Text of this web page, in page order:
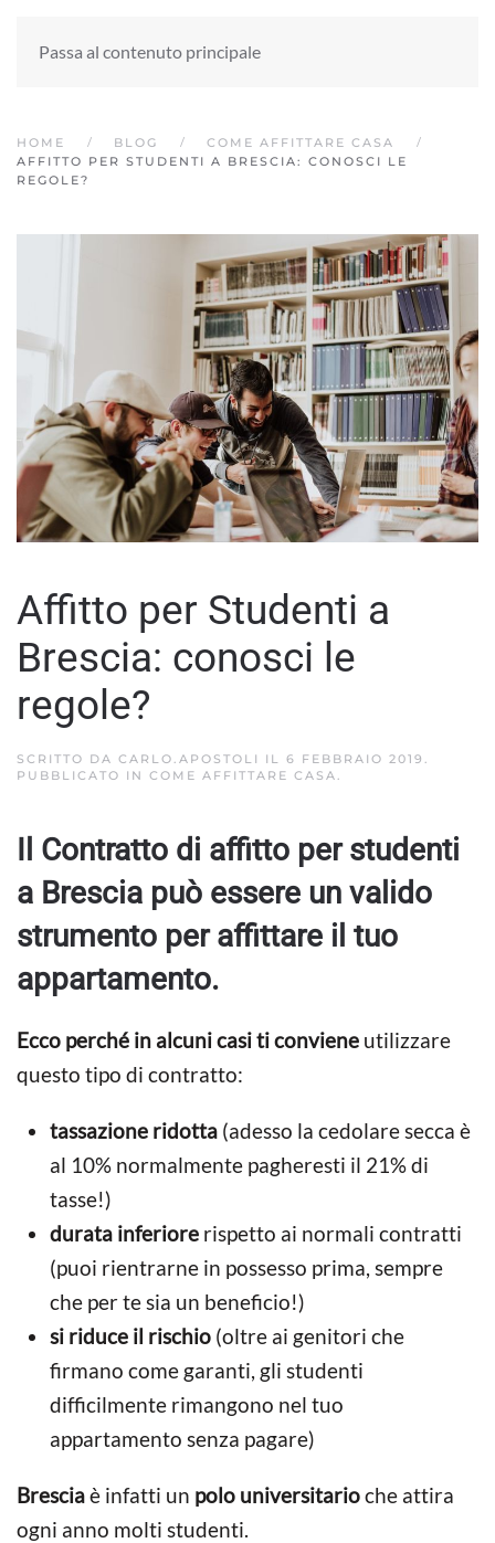
Passa al contenuto principale
HOME BLOG
COME AFFITTARE CASA
AFFITTO PER STUDENTI A BRESCIA: CONOSCI LE
REGOLE?
Affitto per Studenti a
Brescia: conosci le
regole?
SCRITTO DA CARLO.APOSTOLI IL 6 FEBBRAIO 2019
PUBBLICATO IN COME AFFITTARE CASA
Il Contratto di affitto per studenti
a Brescia può essere un valido
strumento per affittare il tuo
appartamento.
Ecco perché in alcuni casi ti conviene utilizzare
questo tipo di contratto:
tassazione ridotta (adesso la cedolare secca è
al 10% normalmente pagheresti il 21% di
tasse!)
durata inferiore rispetto ai normali contratti
(puoi rientrarne in possesso prima, sempre
che per te sia un beneficio!)
si riduce il rischio (oltre ai genitori che
firmano come garanti, gli studenti
difficilmente rimangono nel tuo
appartamento senza pagare)
Bresciaè infatti un polo universitarioche attira
ogni anno molti studenti.